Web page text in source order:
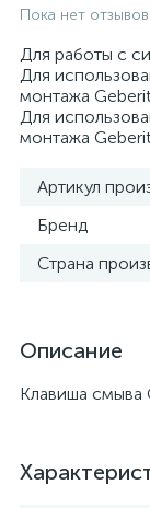
Пока нет отзывов
Для работы с
Для
монтажа
Для
монтажа
Артикул
Бренд
Страна
Описание
Клавиша смыва